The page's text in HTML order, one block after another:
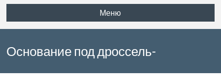
Меню
Основание под дроссель-